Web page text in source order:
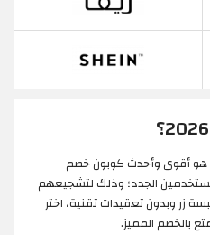
هو أقوى وأحدث كوبون خصم
للمستخدمين الجدد؛ وذلك لتشجيعهم
زر وبدون تعقيدات تقنية، اختر
بالخصم المميز.